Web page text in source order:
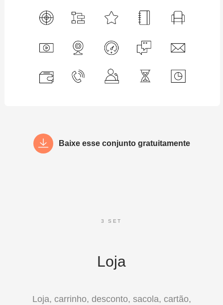
Baixe esse conjunto gratuitamente
3 SET
Loja
Loja, carrinho, desconto, sacola, cartão,